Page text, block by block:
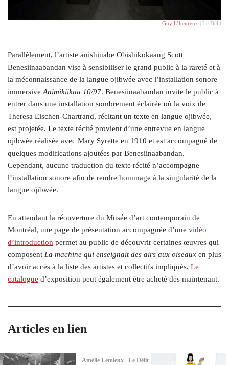
Guy L’heureux | Le Délit
Parallèlement, l’artiste anishinabe Obishikokaang Scott
Benesiinaabandan vise à sensibiliser le grand public à la rareté et à
la méconnaissance de la langue ojibwée avec l’installation sonore
immersiveAnimikiikaa 10/97. Benesiinaabandan invite le public à
entrer dans une installation sombrement éclairée où la voix de
Theresa Eischen-Chartrand, récitant un texte en langue ojibwée,
est projetée. Le texte récité provient d’une entrevue en langue
ojibwée réalisée avec Mary Syrette en 1910 et est accompagné de
quelques modifications ajoutées par Benesiinaabandan.
Cependant, aucune traduction du texte récité n’accompagne
l’installation sonore afin de rendre hommage à la singularité de la
langue ojibwée.
En attendant la réouverture du Musée d’art contemporain de
Montréal, une page de présentation accompagnée d’une vidéo
d’introduction permet au public de découvrir certaines œuvres qui
composent La machine qui enseignait des airs aux oiseaux en plus
d’avoir accès à la liste des artistes et collectifs impliqués. Le
catalogue d’exposition peut également être acheté dès maintenant.
Articles en lien
Amélie Lemieux | Le Délit